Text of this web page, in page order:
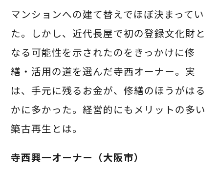
マンションへの建て替えでほぼ決まってい
た。しかし、近代長屋で初の登録文化財と
なる可能性を示されたのをきっかけに修
繕・活用の道を選んだ寺西オーナー。実
は、手元に残るお金が、修繕のほうがはる
かに多かった。経営的にもメリットの多い
築古再生とは。
寺西興一オーナー（大阪市）